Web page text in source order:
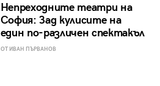
Непреходните театри на
София: Зад кулисите на
един по-различен спектакъл
ОТ ИВАН ПЪРВАНОВ